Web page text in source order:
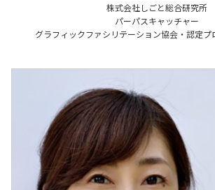
株式会社しごと総合研究所
パーパスキャッチャー
グラフィックファシリテーション協会・認定プ